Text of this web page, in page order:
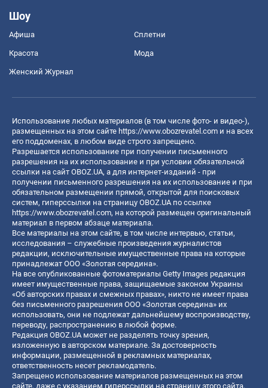
Шоу
Афиша Сплетни
Красота Мода
Женский Журнал
Использование любых материалов (в том числе фото- и видео-),
размещенных на этом сайте https://www.obozrevatel.com и на всех
его поддоменах, в любом виде строго запрещено.
Разрешается использование при получении письменного
разрешения на их использование и при условии обязательной
ссылки на сайт OBOZ.UA, а для интернет-изданий - при
получении письменного разрешения на их использование и при
обязательном размещении прямой, открытой для поисковых
систем, гиперссылки на страницу OBOZ.UA по ссылке
https://www.obozrevatel.com, на которой размещен оригинальный
материал в первом абзаце материала.
Все материалы на этом сайте, в том числе интервью, статьи,
исследования – служебные произведения журналистов
редакции, исключительные имущественные права на которые
принадлежат ООО «Золотая середина».
На все опубликованные фотоматериалы Getty Images редакция
имеет имущественные права, защищаемые законом Украины
«Об авторских правах и смежных правах», никто не имеет права
без письменного разрешения ООО «Золотая середина» их
использовать, они не подлежат дальнейшему воспроизводству,
переводу, распространению в любой форме.
Редакция OBOZ.UA может не разделять точку зрения,
изложенную в авторском материале. За достоверность
информации, размещенной в рекламных материалах,
ответственность несет рекламодатель.
Запрещено использование материалов размещенных на этом
сайте, даже с указанием гиперссылки на страницу этого сайта,